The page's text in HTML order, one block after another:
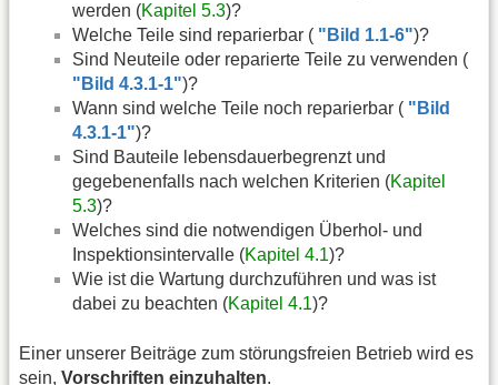
werden (Kapitel 5.3)?
Welche Teile sind reparierbar ( "Bild 1.1-6")?
Sind Neuteile oder reparierte Teile zu verwenden (
"Bild 4.3.1-1")?
Wann sind welche Teile noch reparierbar ( "Bild
4.3.1-1")?
Sind Bauteile lebensdauerbegrenzt und
gegebenenfalls nach welchen Kriterien (Kapitel
5.3)?
Welches sind die notwendigen Überhol- und
Inspektionsintervalle (Kapitel 4.1)?
Wie ist die Wartung durchzuführen und was ist
dabei zu beachten (Kapitel 4.1)?
Einer unserer Beiträge zum störungsfreien Betrieb wird es
sein, Vorschriften einzuhalten.